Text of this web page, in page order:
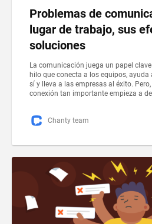
Problemas de
lugar de trabajo, sus
soluciones
La comunicación juega un papel
hilo que conecta a los equipos, ayuda
sí y lleva a las empresas al éxito.
conexión tan importante empieza a
Chanty team